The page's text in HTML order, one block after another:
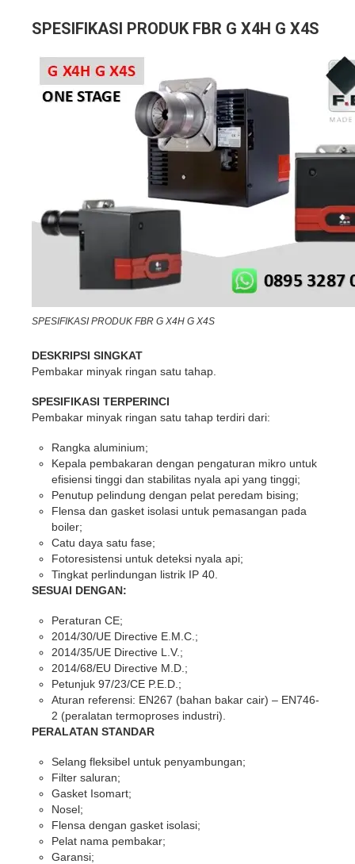
SPESIFIKASI PRODUK FBR G X4H G X4S
SPESIFIKASI PRODUK FBR G X4H G X4S
DESKRIPSI SINGKAT
Pembakar minyak ringan satu tahap.
SPESIFIKASI TERPERINCI
Pembakar minyak ringan satu tahap terdiri dari:
Rangka aluminium;
Kepala pembakaran dengan pengaturan mikro untuk
efisiensi tinggi dan stabilitas nyala api yang tinggi;
Penutup pelindung dengan pelat peredam bising;
Flensa dan gasket isolasi untuk pemasangan pada
boiler;
Catu daya satu fase;
Fotoresistensi untuk deteksi nyala api;
Tingkat perlindungan listrik IP 40.
SESUAI DENGAN:
Peraturan CE;
2014/30/UE Directive E.M.C.;
2014/35/UE Directive L.V.;
2014/68/EU Directive M.D.;
Petunjuk 97/23/CE P.E.D.;
Aturan referensi: EN267 (bahan bakar cair) – EN746-
2 (peralatan termoproses industri).
PERALATAN STANDAR
Selang fleksibel untuk penyambungan;
Filter saluran;
Gasket Isomart;
Nosel;
Flensa dengan gasket isolasi;
Pelat nama pembakar;
Garansi;